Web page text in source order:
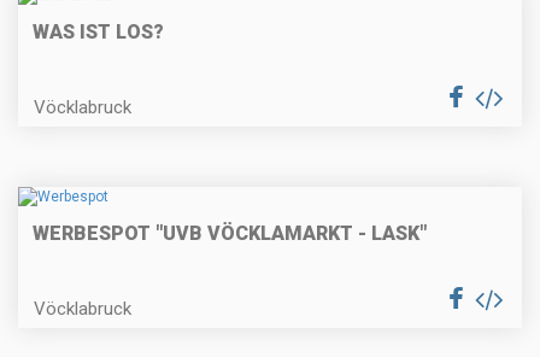
WAS IST LOS?
Vöcklabruck
WERBESPOT "UVB VÖCKLAMARKT - LASK"
Vöcklabruck